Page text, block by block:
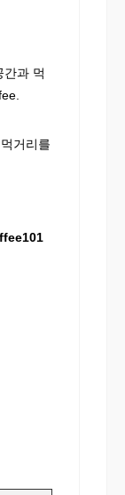
간과 먹
거리를